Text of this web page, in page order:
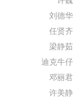
刘德华
任贤齐
梁静茹
迪克牛仔
邓丽君
许美静